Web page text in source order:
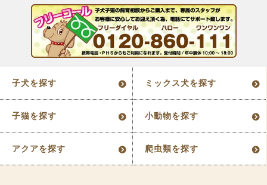
子犬を探す ミックス犬を探す
子猫を探す 小動物を探す
アクアを探す 爬虫類を探す